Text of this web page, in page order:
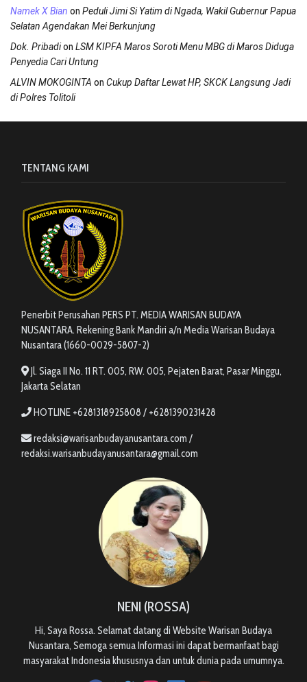
Namek X Bian on Peduli Jimi Si Yatim di Ngada, Wakil Gubernur Papua
Selatan Agendakan Mei Berkunjung
Dok. Pribadion LSM KIPFA Maros Soroti Menu MBG di Maros Diduga
Penyedia Cari Untung
ALVIN MOKOGINTA on Cukup Daftar Lewat HP, SKCK Langsung Jadi
di Polres Tolitoli
TENTANG KAMI
Penerbit Perusahan PERS PT. MEDIA WARISAN BUDAYA
NUSANTARA. Rekening Bank Mandiri a/n Media Warisan Budaya
Nusantara (1660-0029-5807-2)
Jl. Siaga II No. 11 RT. 005, RW. 005, Pejaten Barat, Pasar Minggu,
Jakarta Selatan
HOTLINE +6281318925808 / +6281390231428
redaksi@warisanbudayanusantara.com /
redaksi.warisanbudayanusantara@gmail.com
NENI (ROSSA)
Hi, Saya Rossa. Selamat datang di Website Warisan Budaya
Nusantara, Semoga semua Informasi ini dapat bermanfaat bagi
masyarakat Indonesia khususnya dan untuk dunia pada umumnya.